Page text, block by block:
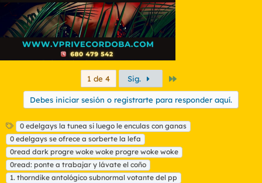
1 de 4 Sig.
Debes iniciar sesión o registrarte para responder aquí.
E
t
i
q
u
e
0 edelgays la tunea si luego le enculas con ganas
0 edelgays se ofrece a sorberte la lefa
0read dark progre woke woke progre woke woke
0read: ponte a trabajar y lávate el coño
1. thorndike antológico subnormal votante del pp